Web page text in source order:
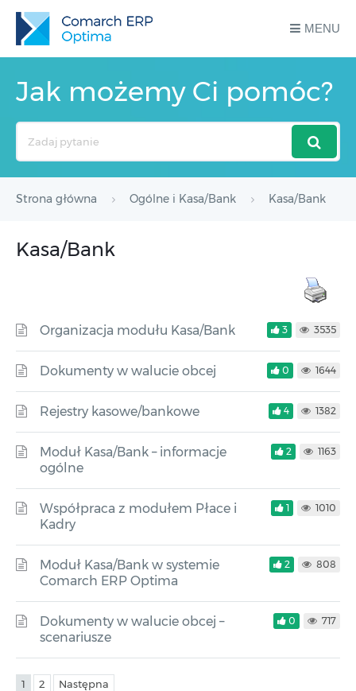
MENU
Jak możemy Ci pomóc?
Strona główna Ogólne i Kasa/Bank Kasa/Bank
Kasa/Bank
Organizacja modułu Kasa/Bank 3 3535
Dokumenty w walucie obcej 0 1644
Rejestry kasowe/bankowe 4 1382
Moduł Kasa/Bank – informacje
ogólne
2 1163
Współpraca z modułem Płace i
Kadry
1 1010
Moduł Kasa/Bank w systemie
Comarch ERP Optima
2 808
Dokumenty w walucie obcej –
scenariusze
0 717
1 2 Następna